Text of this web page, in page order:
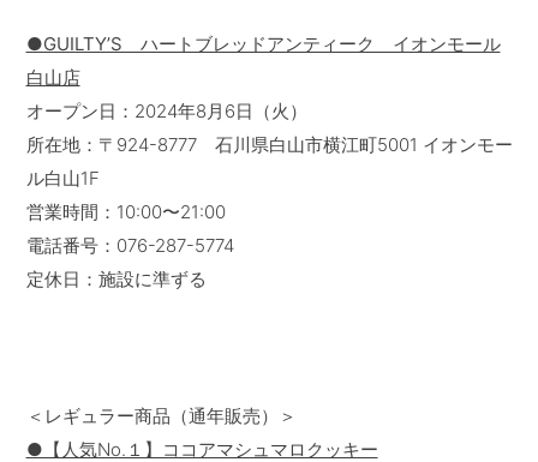
●GUILTY’S ハートブレッドアンティーク イオンモール
白山店
オープン日：2024年8月6日（火）
所在地：〒924-8777 石川県白山市横江町5001 イオンモー
ル白山1F
営業時間：10:00〜21:00
電話番号：076-287-5774
定休日：施設に準ずる
＜レギュラー商品（通年販売）＞
●【人気No.１】ココアマシュマロクッキー